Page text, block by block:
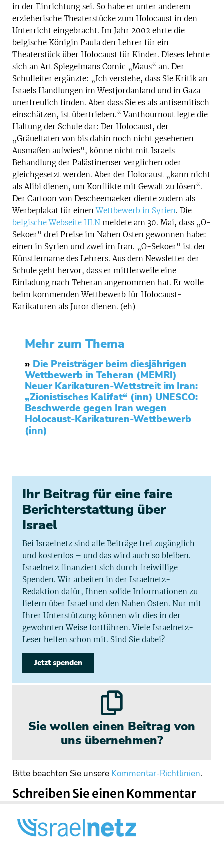
in der Einrichtung sei. So habe er unter anderem
erzieherische Theaterstücke zum Holocaust in den
Unterricht eingebracht. Im Jahr 2002 ehrte die
belgische Königin Paula den Lehrer für ein
Theaterstück über Holocaust für Kinder. Dieses lehnte
sich an Art Spiegelmans Comic „Maus“ an. Der
Schulleiter ergänzte: „Ich verstehe, dass Sie Kritik an
Israels Handlungen im Westjordanland und in Gaza
unerfreulich finden. Aber dass Sie es als antisemitisch
einschätzen, ist übertrieben.“ Vanthournout legte die
Haltung der Schule dar: Der Holocaust, der
„Gräueltaten von bis dahin noch nicht gesehenen
Ausmaßen aufwies“, könne nicht mit Israels
Behandlung der Palästinenser verglichen oder
gleichgesetzt werden. Aber der Holocaust „kann nicht
als Alibi dienen, um Konflikte mit Gewalt zu lösen“.
Der Cartoon von Descheemaeker diente zudem als
Werbeplakat für einenWettbewerb in Syrien. Die
belgische Webseite HLN meldete am 30. Mai, dass „O-
Sekoer“ drei Preise im Nahen Osten gewonnen habe:
einen in Syrien und zwei im Iran. „O-Sekoer“ ist der
Künstlername des Lehrers. Aus dem Newsletter der
Schule geht hervor, dass er mittlerweile eine
Einladung nach Teheran angenommen hat. Er wolle
beim kommenden Wettbewerb für Holocaust-
Karikaturen als Juror dienen. (eh)
Mehr zum Thema
» Die Preisträger beim diesjährigen
Wettbewerb in Teheran (MEMRI)
Neuer Karikaturen-Wettstreit im Iran:
„Zionistisches Kalifat“ (inn) UNESCO:
Beschwerde gegen Iran wegen
Holocaust-Karikaturen-Wettbewerb
(inn)
Ihr Beitrag für eine faire
Berichterstattung über
Israel
Bei Israelnetz sind alle Beiträge frei zugänglich
und kostenlos – und das wird auch so bleiben.
Israelnetz finanziert sich durch freiwillige
Spenden. Wir arbeiten in der Israelnetz-
Redaktion dafür, Ihnen solide Informationen zu
liefern über Israel und den Nahen Osten. Nur mit
Ihrer Unterstützung können wir dies in der
gewohnten Weise fortführen. Viele Israelnetz-
Leser helfen schon mit. Sind Sie dabei?
Jetzt spenden
Sie wollen einen Beitrag von
uns übernehmen?
Bitte beachten Sie unsere Kommentar-Richtlinien.
Schreiben Sie einen Kommentar